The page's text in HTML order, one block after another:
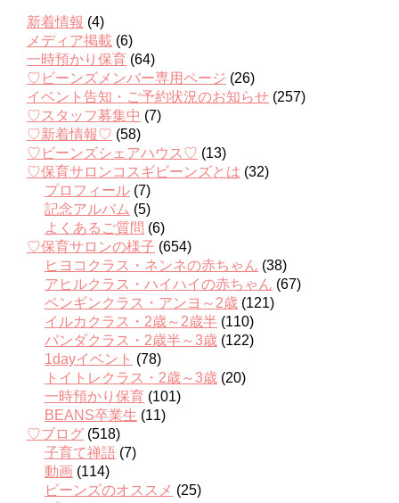
新着情報 (4)
メディア掲載 (6)
一時預かり保育 (64)
♡ビーンズメンバー専用ページ (26)
イベント告知・ご予約状況のお知らせ (257)
♡スタッフ募集中 (7)
♡新着情報♡ (58)
♡ビーンズシェアハウス♡ (13)
♡保育サロンコスギビーンズとは (32)
プロフィール (7)
記念アルバム (5)
よくあるご質問 (6)
♡保育サロンの様子 (654)
ヒヨコクラス・ネンネの赤ちゃん (38)
アヒルクラス・ハイハイの赤ちゃん (67)
ペンギンクラス・アンヨ～2歳 (121)
イルカクラス・2歳～2歳半 (110)
パンダクラス・2歳半～3歳 (122)
1dayイベント (78)
トイトレクラス・2歳～3歳 (20)
一時預かり保育 (101)
BEANS卒業生 (11)
♡ブログ (518)
子育て禅語 (7)
動画 (114)
ビーンズのオススメ (25)